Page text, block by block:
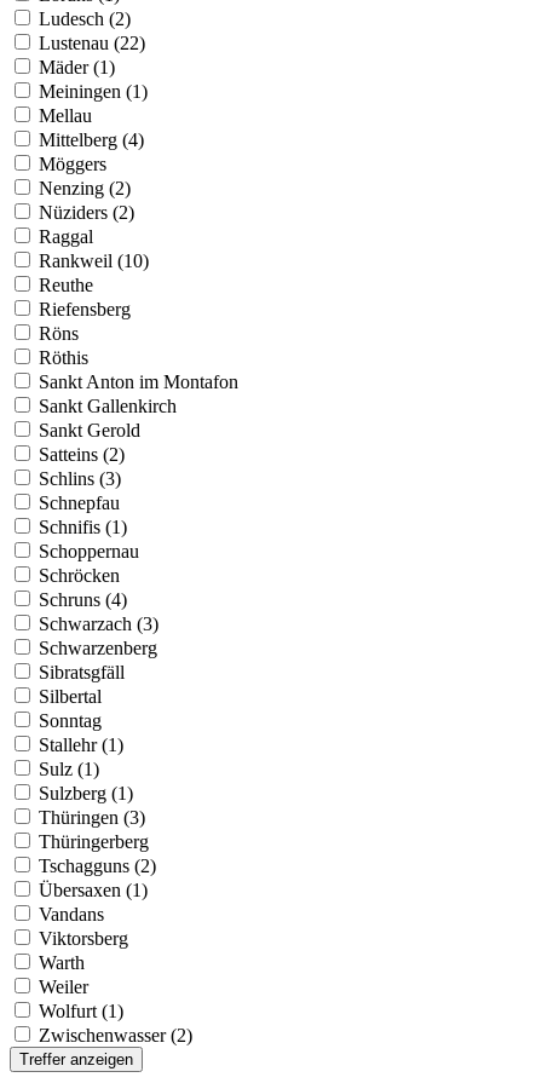
Ludesch (2)
Lustenau (22)
Mäder (1)
Meiningen (1)
Mellau
Mittelberg (4)
Möggers
Nenzing (2)
Nüziders (2)
Raggal
Rankweil (10)
Reuthe
Riefensberg
Röns
Röthis
Sankt Anton im Montafon
Sankt Gallenkirch
Sankt Gerold
Satteins (2)
Schlins (3)
Schnepfau
Schnifis (1)
Schoppernau
Schröcken
Schruns (4)
Schwarzach (3)
Schwarzenberg
Sibratsgfäll
Silbertal
Sonntag
Stallehr (1)
Sulz (1)
Sulzberg (1)
Thüringen (3)
Thüringerberg
Tschagguns (2)
Übersaxen (1)
Vandans
Viktorsberg
Warth
Weiler
Wolfurt (1)
Zwischenwasser (2)
Treffer anzeigen